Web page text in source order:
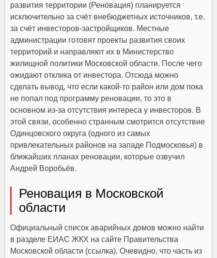
развития территории (Реновация) планируется
исключительно за счёт внебюджетных источников, т.е.
за счёт инвесторов-застройщиков. Местные
администрации готовят проекты развития своих
территорий и направляют их в Министерство
жилищной политики Московской области. После чего
ожидают отклика от инвестора. Отсюда можно
сделать вывод, что если какой-то район или дом пока
не попал под программу реновации, то это в
основном из-за отсутствия интереса у инвесторов. В
этой связи, особенно странным смотрится отсутствие
Одинцовского округа (одного из самых
привлекательных районов на западе Подмосковья) в
ближайших планах реновации, которые озвучил
Андрей Воробьёв.
Реновация в Московской
области
Официальный список аварийных домов можно найти
в разделе ЕИАС ЖКХ на сайте Правительства
Московской области (ссылка). Очевидно, что часть из